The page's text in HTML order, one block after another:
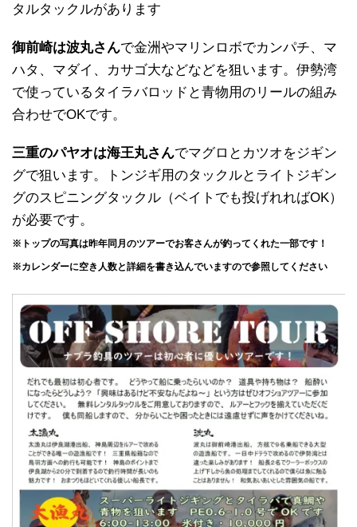
タルタックルがあります
御前崎は波丸さんで金洲やマリンロボでカンパチ、マ
ハタ、マダイ、カサゴ大などなどを狙います。伊勢湾
で使っているタイラバロッドと青物用のリールの組み
合わせでOKです。
三重のパヤオは海王丸さんでマグロとカツオをジギン
グで狙います。トンジギ用のタックルとライトジギン
グのスピニングタックル（ベイトでも投げれればOK）
が必要です。
※トップの写真は昨年同月のツアーでお客さんが釣ってくれた一部です！
※カレンダーに空き人数と詳細を書き込んでいますので参照してください